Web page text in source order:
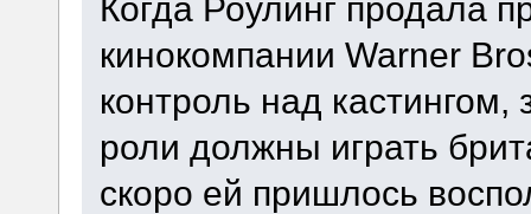
кинокомпании Warner
контроль над кастингом,
роли должны играть
скоро ей пришлось